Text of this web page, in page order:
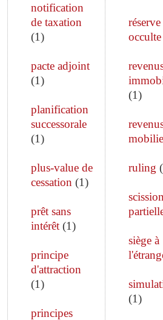
notification
de taxation
(1)
pacte adjoint
(1)
planification
successorale
(1)
plus-value de
cessation (1)
prêt sans
intérêt(1)
principe
d'attraction
(1)
principes
réserve
occulte
(1)
ruling (
siège à
(1)